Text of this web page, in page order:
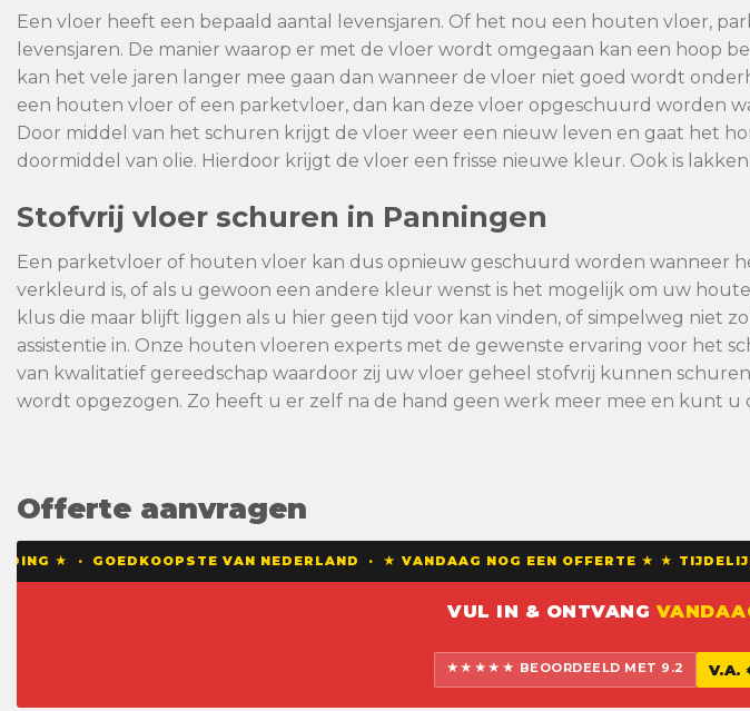
Een vloer heeft een bepaald aantal levensjaren. Of het nou een houten vloer,
levensjaren. De manier waarop er met de vloer wordt omgegaan kan een
kan het vele jaren langer mee gaan dan wanneer de vloer niet goed wordt
een houten vloer of een parketvloer, dan kan deze vloer opgeschuurd worden
Door middel van het schuren krijgt de vloer weer een nieuw leven en gaat het
doormiddel van olie. Hierdoor krijgt de vloer een frisse nieuwe kleur. Ook is
Stofvrij vloer schuren in Panningen
Een parketvloer of houten vloer kan dus opnieuw geschuurd worden wanneer
verkleurd is, of als u gewoon een andere kleur wenst is het mogelijk om uw
klus die maar blijft liggen als u hier geen tijd voor kan vinden, of simpelweg niet
assistentie in. Onze houten vloeren experts met de gewenste ervaring voor het
van kwalitatief gereedschap waardoor zij uw vloer geheel stofvrij kunnen
wordt opgezogen. Zo heeft u er zelf na de hand geen werk meer mee en kunt
Offerte aanvragen
★ · GOEDKOOPSTE VAN NEDERLAND · ★ VANDAAG NOG EEN OFFERTE ★ ★
VUL IN & ONTVANG
★★★★★ BEOORDEELD MET 9.2 V.A.